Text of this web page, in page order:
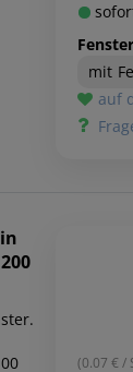
mit
auf
(0.07 € /